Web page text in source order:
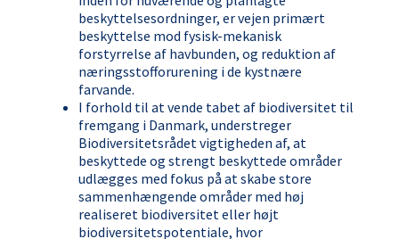
beskyttelsesordninger, er vejen primært
beskyttelse mod fysisk-mekanisk
forstyrrelse af havbunden, og reduktion af
næringsstofforurening i de kystnære
farvande.
I forhold til at vende tabet af biodiversitet til
fremgang i Danmark, understreger
Biodiversitetsrådet vigtigheden af, at
beskyttede og strengt beskyttede områder
udlægges med fokus på at skabe store
sammenhængende områder med høj
realiseret biodiversitet eller højt
biodiversitetspotentiale, hvor